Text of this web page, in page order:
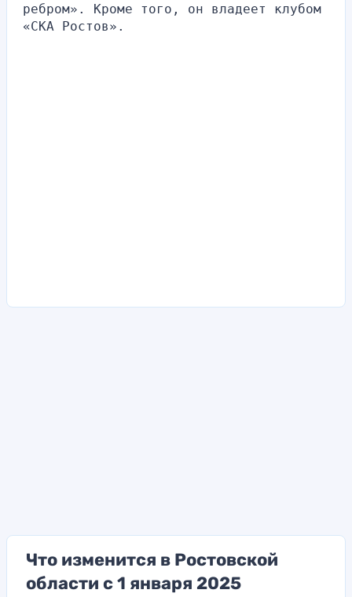
ребром». Кроме того, он владеет клубом
«СКА Ростов».
Что изменится в Ростовской
области с 1 января 2025